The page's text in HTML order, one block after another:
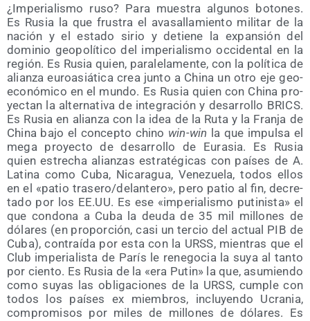
¿Impe­ria­lis­mo ruso? Para mues­tra algu­nos boto­nes.
Es Rusia la que frus­tra el ava­sa­lla­mien­to mili­tar de la
nación y el esta­do sirio y detie­ne la expan­sión del
domi­nio geo­po­lí­ti­co del impe­ria­lis­mo occi­den­tal en la
región. Es Rusia quien, para­le­la­men­te, con la polí­ti­ca de
alian­za euro­asiá­ti­ca crea jun­to a Chi­na un otro eje geo­
eco­nó­mi­co en el mun­do. Es Rusia quien con Chi­na pro­
yec­tan la alter­na­ti­va de inte­gra­ción y desa­rro­llo BRICS.
Es Rusia en alian­za con la idea de la Ruta y la Fran­ja de
Chi­na bajo el con­cep­to chino win-win la que impul­sa el
mega pro­yec­to de desa­rro­llo de Eura­sia. Es Rusia
quien estre­cha alian­zas estra­té­gi­cas con paí­ses de A.
Lati­na como Cuba, Nica­ra­gua, Vene­zue­la, todos ellos
en el «patio trasero/​delantero», pero patio al fin, decre­
ta­do por los EE.UU. Es ese «impe­ria­lis­mo puti­nis­ta» el
que con­do­na a Cuba la deu­da de 35 mil millo­nes de
dóla­res (en pro­por­ción, casi un ter­cio del actual PIB de
Cuba), con­traí­da por esta con la URSS, mien­tras que el
Club impe­ria­lis­ta de París le rene­go­cia la suya al tan­to
por cien­to. Es Rusia de la «era Putin» la que, asu­mien­do
como suyas las obli­ga­cio­nes de la URSS, cum­ple con
todos los paí­ses ex miem­bros, inclu­yen­do Ucra­nia,
com­pro­mi­sos por miles de millo­nes de dóla­res. Es